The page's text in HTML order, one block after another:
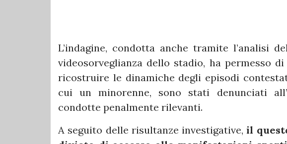
L’indagine, condotta anche tramite l’analisi
videosorveglianza dello stadio, ha permesso
ricostruire le dinamiche degli episodi
cui un minorenne, sono stati denunciati
condotte penalmente rilevanti.
A seguito delle risultanze investigative,il